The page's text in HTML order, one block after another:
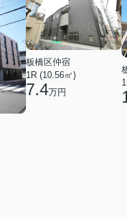
板橋区仲宿
1R (10.56㎡)
7.4万円